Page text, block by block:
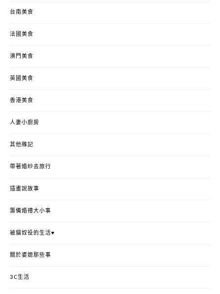
台南美食
法國美食
澳門美食
英國美食
香港美食
人妻小廚房
其他雜記
帶著婚紗去旅行
插畫說故事
籌備婚禮大小事
被貓奴役的生活♥
關於婆媳那些事
3C生活